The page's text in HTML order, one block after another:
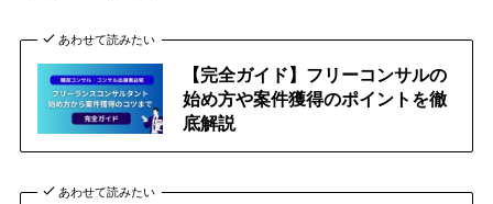
あわせて読みたい
【完全ガイド】フリーコンサルの
始め方や案件獲得のポイントを徹
底解説
あわせて読みたい